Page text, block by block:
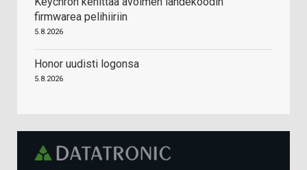
firmwarea pelihiiriin
5.8.2026
Honor uudisti logonsa
5.8.2026